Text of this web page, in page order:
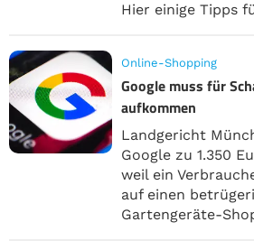
Hier einige Tipps
Online-Shopping
Google muss für
aufkommen
Landgericht
Google zu 1.350
weil ein
auf einen
Gartengeräte-